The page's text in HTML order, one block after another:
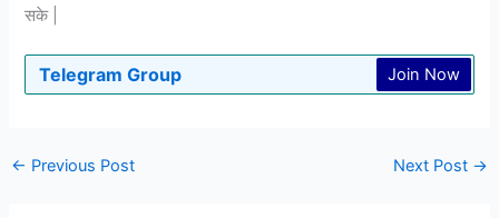
सके |
Telegram Group Join Now
← Previous Post Next Post →